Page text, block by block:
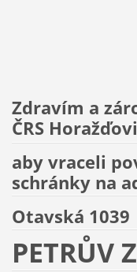
Zdravím a
ČRS
aby vraceli
schránky na
Otavská 1039
PETRŮV